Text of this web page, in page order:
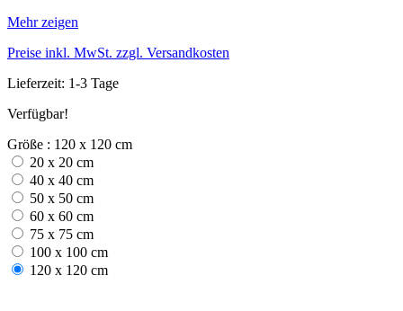
Mehr zeigen
Preise inkl. MwSt. zzgl. Versandkosten
Lieferzeit: 1-3 Tage
Verfügbar!
Größe : 120 x 120 cm
20 x 20 cm
40 x 40 cm
50 x 50 cm
60 x 60 cm
75 x 75 cm
100 x 100 cm
120 x 120 cm